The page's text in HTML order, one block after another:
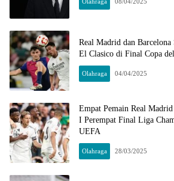
Real Madrid dan Barcelona
El Clasico di Final Copa
Olahraga 04/04/2025
Empat Pemain Real
I Perempat Final Liga
UEFA
Olahraga 28/03/2025